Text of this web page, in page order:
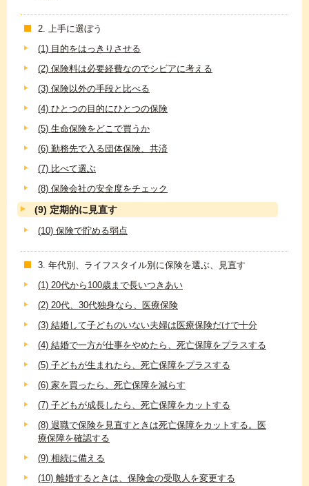
2. 上手に選ぼう
(1) 目的をはっきりさせる
(2) 保険料は必要経費なのでシビアに考える
(3) 保険以外の手段と比べる
(4) ひとつの目的にひとつの保険
(5) 生命保険をどこで買うか
(6) 勤務先で入る団体保険、共済
(7) 比べて選ぶ
(8) 保険会社の安全度をチェック
(9) 定期的に見直す
(10) 保険で貯める弱点
3. 年代別、ライフスタイル別に保険を選ぶ、見直す
(1) 20代から100歳まで長いつきあい
(2) 20代、30代独身なら、医療保険
(3) 結婚して子どものいない夫婦は医療保険だけで十分
(4) 結婚で一方が仕事をやめたら、死亡保障をプラスする
(5) 子どもが生まれたら、死亡保障をプラスする
(6) 家を買ったら、死亡保障を減らす
(7) 子どもが成長したら、死亡保障をカットする
(8) 退職で保険を見直すときは死亡保障をカットする。医
療保障を確認する
(9) 相続に備える
(10) 離婚するときは、保険金の受取人を変更する